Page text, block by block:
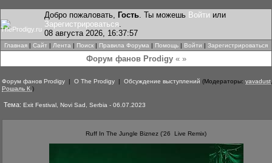
Добро пожаловать, Гость. Ты можешь Войти или
Зарегистрироваться.
08 августа 2026, 16:37:57
Главная | Сайт | Лента | Поиск | Правила Форума | Помощь | Войти | Зарегистрироваться
Форум фанов Prodigy« »
Форум фанов Prodigy | О The Prodigy | Обсуждение выступлений (Модераторы: yavadust
Рошаль К. )
Тема: Exit Festival, Novi Sad, Serbia - 06.07.2023
Ruff In The Jungle Biznez (’26 Live Remix)